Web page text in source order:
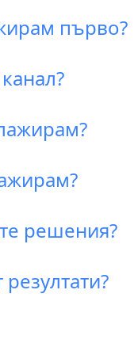
първо?
решения?